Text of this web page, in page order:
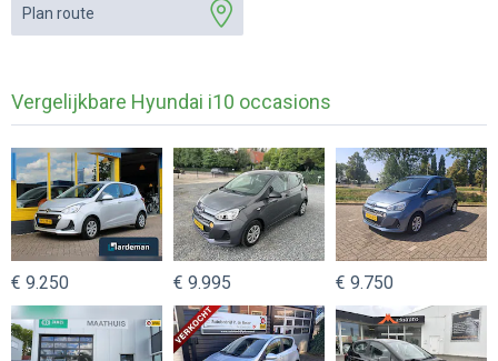
Plan route
Vergelijkbare Hyundai i10 occasions
€ 9.250 € 9.995 € 9.750